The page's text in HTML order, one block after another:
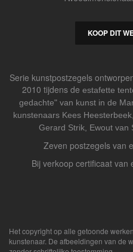
KOOP DIT
Serie kunstpostzegels
2010 tijdens de estafette
gedachte" van kunst in de
kunstenaars Kees
Gerard Strik, Ewout van
Zeven postzegels van
Bij verkoop certificaat van
Het copyright op alle getoonde
kunstenaar. De afbeeldingen van de